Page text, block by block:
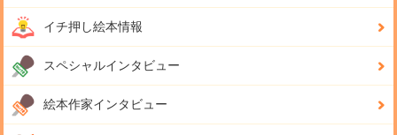
イチ押し絵本情報
スペシャルインタビュー
絵本作家インタビュー